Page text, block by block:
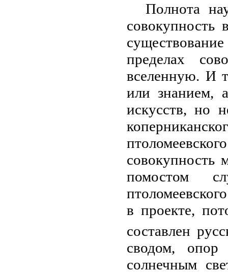
Полнота
совокупность
пределах
вселенную. И
или знанием,
искусств, но
совокупность
помостом
в проекте,
составлен
сводом,
солнечным